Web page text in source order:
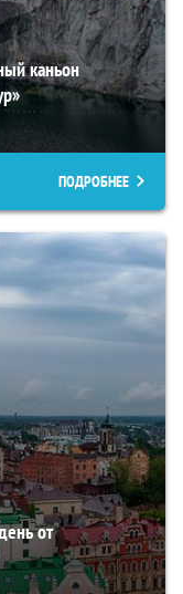
каньон
ПОДРОБНЕЕ
от